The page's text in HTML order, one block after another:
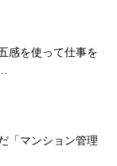
感を使って仕事を
「マンション管理